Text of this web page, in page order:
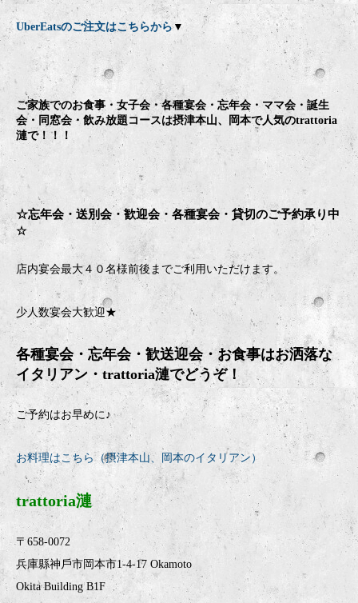
UberEatsのご注文はこちらから▼
ご家族でのお食事・女子会・各種宴会・忘年会・ママ会・誕生
会・同窓会・飲み放題コースは摂津本山、岡本で人気のtrattoria
漣で！！！
☆忘年会・送別会・歓迎会・ 各種宴会・貸切のご予約承り中
☆
店内宴会最大４０名様前後までご利用いただけます。
少人数宴会大歓迎★
各種宴会・忘年会・歓送迎会・お食事はお洒落な
イタリアン・ trattoria漣でどうぞ！
ご予約はお早めに♪
お料理はこちら（摂津本山、岡本のイタリアン）
trattoria漣
〒658-0072
兵庫縣神戶市岡本市1-4-17 Okamoto
Okita Building B1F